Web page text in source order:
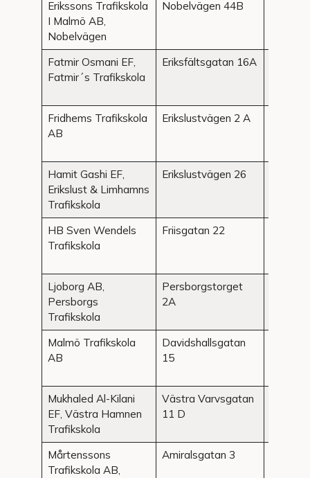
Erikssons Trafikskola
I Malmö AB,
Nobelvägen
Nobelvägen 44B
Fatmir Osmani EF,
Fatmir´s Trafikskola
Eriksfältsgatan 16A
Fridhems Trafikskola
AB
Erikslustvägen 2 A
Hamit Gashi EF,
Erikslust & Limhamns
Trafikskola
Erikslustvägen 26
HB Sven Wendels
Trafikskola
Friisgatan 22
Ljoborg AB,
Persborgs
Trafikskola
Persborgstorget
2A
Malmö Trafikskola
AB
Davidshallsgatan
15
Mukhaled Al-Kilani
EF, Västra Hamnen
Trafikskola
Västra Varvsgatan
11 D
Mårtenssons
Trafikskola AB,
Amiralsgatan 3